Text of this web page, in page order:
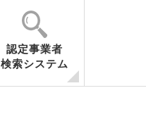
認定事業者
検索システム